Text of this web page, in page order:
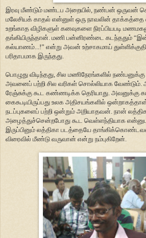
இரவு மீண்டும் மண்டப அறையில், நண்பன் ஒருவன்
மலேசியக் காதல் என்னுள் ஒரு நாவலின் தாக்கத்தை
உறங்காத விழிகளுள் கனவுகளை நிரப்பியபடி
தங்கியிருந்தான். மணி பன்னிரண்டை கடந்ததும்
கல்யாணம்...!” என்று அவன் உற்சாகமாய்
பரிதாபமாக இருந்தது.
பொழுது விடிந்தது, சில மணிநேரங்களில்
அவனைப் பற்றி சில வரிகள் சொல்லியாக வேண்டும்.
ரேஞ்சுக்கு கூட கண்ணடிக்க தெரியாது. அவனுக்கு
கைகூடியிருப்பது உலக அதிசயங்களில்
நடப்புகளைப் பற்றி ஒன்றும் அறியாதவன். நான்
அழைத்துச்சென்றபோது கூட வெள்ளந்தியாக
இருப்பினும் லத்திகா படத்தையே
விரைவில் மீண்டு வருவான் என்று நம்புகிறேன்.